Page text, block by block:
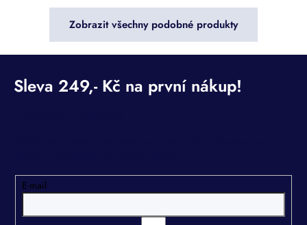
Zobrazit všechny podobné produkty
E-mail